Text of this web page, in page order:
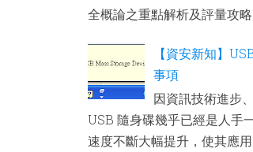
全概論之重點解析及評量攻
【資安新知】
事項
因資訊技術進步
USB 隨身碟幾乎已經是人手
速度不斷大幅提升，使其應